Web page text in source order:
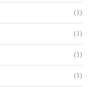
(1)
(1)
(1)
(1)